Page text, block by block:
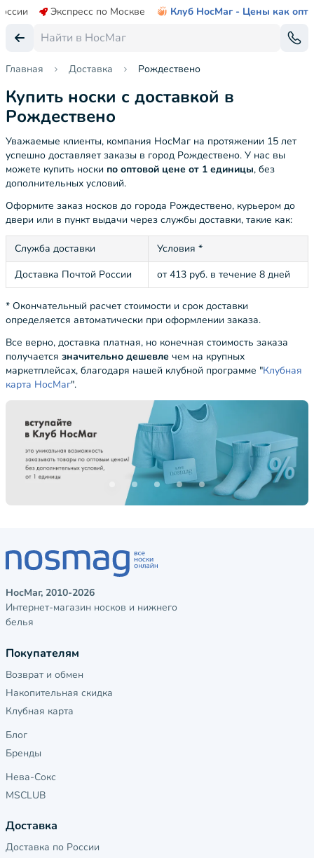
Экспресс по Москве Клуб НосМаг - Цены как опт
Главная Доставка Рождествено
Купить носки с доставкой в
Рождествено
Уважаемые клиенты, компания НосМаг на протяжении 15 лет
успешно доставляет заказы в город Рождествено. У нас вы
можете купить носки по оптовой цене от 1 единицы, без
дополнительных условий.
Оформите заказ носков до города Рождествено, курьером до
двери или в пункт выдачи через службы доставки, такие как:
Служба доставки
Условия *
Доставка Почтой России
от 413 руб. в течение 8 дней
* Окончательный расчет стоимости и срок доставки
определяется автоматически при оформлении заказа.
Все верно, доставка платная, но конечная стоимость заказа
получается значительно дешевле чем на крупных
маркетплейсах, благодаря нашей клубной программе "Клубная
карта НосМаг".
НосМаг, 2010-2026
Интернет-магазин носков и нижнего
белья
Покупателям
Возврат и обмен
Накопительная скидка
Клубная карта
Блог
Бренды
Нева-Сокс
MSCLUB
Доставка
Доставка по России